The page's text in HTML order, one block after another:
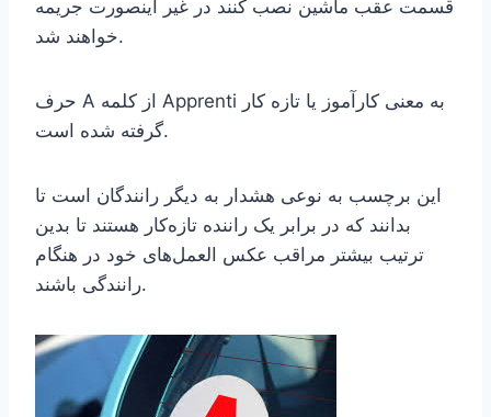
قسمت عقب ماشین نصب کنند در غیر اینصورت جریمه
خواهند شد.
حرف A از کلمه Apprenti به معنی کارآموز یا تازه کار
گرفته شده است.
این برچسب به نوعی هشدار به دیگر رانندگان است تا
بدانند که در برابر یک راننده تازه‌کار هستند تا بدین
ترتیب بیشتر مراقب عکس العمل‌های خود در هنگام
رانندگی باشند.